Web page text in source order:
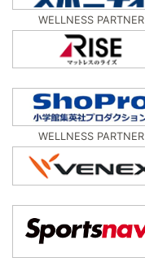
WELLNESS PARTNER
WELLNESS PARTNER